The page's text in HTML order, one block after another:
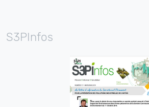
S3PInfos